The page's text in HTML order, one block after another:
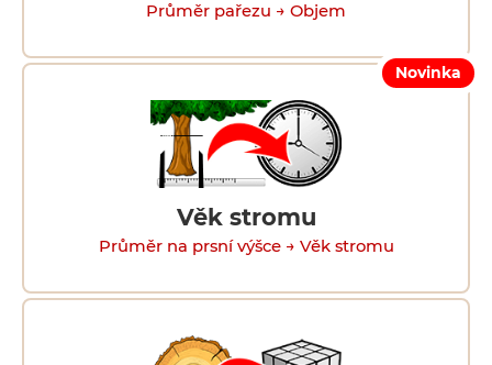
Průměr pařezu → Objem
Novinka
Věk stromu
Průměr na prsní výšce → Věk stromu